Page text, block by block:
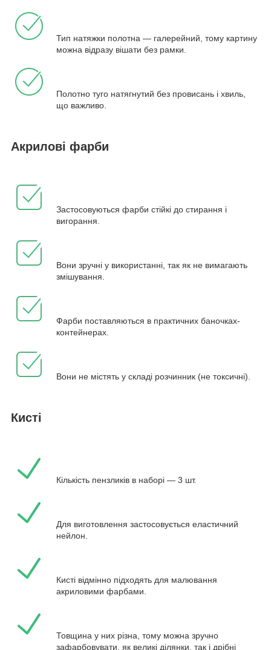
Тип натяжки полотна — галерейний, тому картину
можна відразу вішати без рамки.
Полотно туго натягнутий без провисань і хвиль,
що важливо.
Акрилові фарби
Застосовуються фарби стійкі до стирання і
вигорання.
Вони зручні у використанні, так як не вимагають
змішування.
Фарби поставляються в практичних баночках-
контейнерах.
Вони не містять у складі розчинник (не токсичні).
Кисті
Кількість пензликів в наборі — 3 шт.
Для виготовлення застосовується еластичний
нейлон.
Кисті відмінно підходять для малювання
акриловими фарбами.
Товщина у них різна, тому можна зручно
зафарбовувати, як великі ділянки, так і дрібні